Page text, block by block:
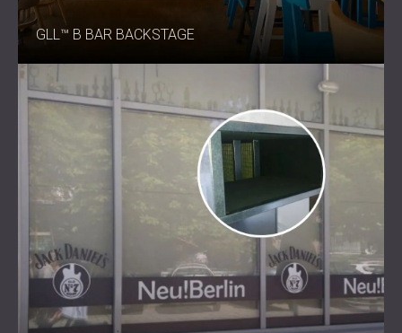
GLL™ В BAR BACKSTAGE